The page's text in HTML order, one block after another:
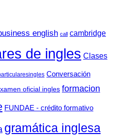
english call cambridge
de ingles Clases
Conversación
oficial ingles formacion
FUNDAE - crédito formativo
gramática inglesa